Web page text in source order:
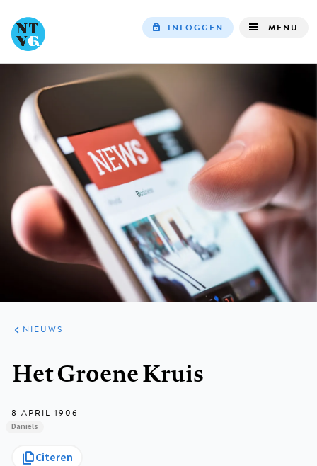
INLOGGEN MENU
ARTIKELEN
HET
KORT
NIEUWS
Het Groene Kruis
8 APRIL 1906
Daniëls
Citeren